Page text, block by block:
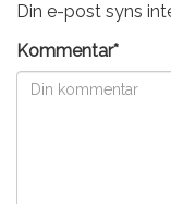
Din e-post syns
Kommentar*